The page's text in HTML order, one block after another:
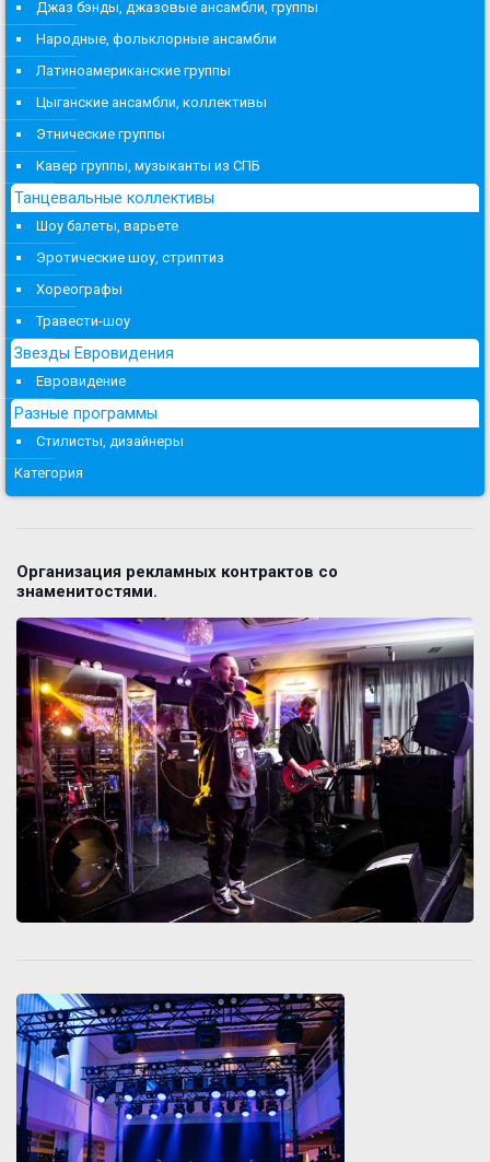
Джаз бэнды, джазовые ансамбли, группы
Народные, фольклорные ансамбли
Латиноамериканские группы
Цыганские ансамбли, коллективы
Этнические группы
Кавер группы, музыканты из СПБ
Танцевальные коллективы
Шоу балеты, варьете
Эротические шоу, стриптиз
Хореографы
Травести-шоу
Звезды Евровидения
Евровидение
Разные программы
Стилисты, дизайнеры
Категория
Организация рекламных контрактов со
знаменитостями.